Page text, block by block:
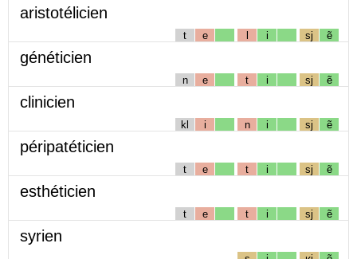
aristotélicien
t e l i sj ẽ
généticien
n e t i sj ẽ
clinicien
kl i n i sj ẽ
péripatéticien
t e t i sj ẽ
esthéticien
t e t i sj ẽ
syrien